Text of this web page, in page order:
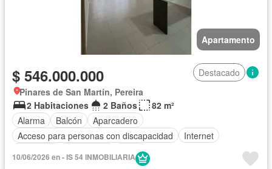
Apartamento
$ 546.000.000
Destacado
Pinares de San Martín, Pereira
2 Habitaciones
2 Baños
82 m²
Alarma
Balcón
Aparcadero
Acceso para personas con discapacidad
Internet
Agua
10/06/2026 en - IS 54 INMOBILIARIA